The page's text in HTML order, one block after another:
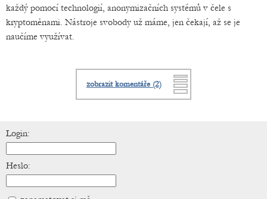
každý pomocí technologií, anonymizačních systémů v čele s
kryptoměnami. Nástroje svobody už máme, jen čekají, až se je
naučíme využívat.
zobrazit komentáře (2)
Login:
Heslo: